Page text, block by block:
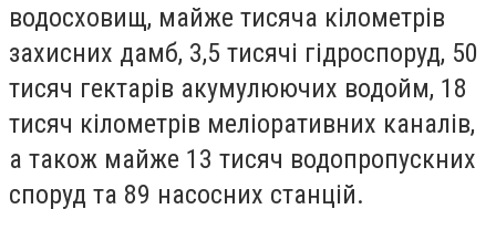
водосховищ, майже тисяча кілометрів
захисних дамб, 3,5 тисячі гідроспоруд, 50
тисяч гектарів акумулюючих водойм, 18
тисяч кілометрів меліоративних каналів,
а також майже 13 тисяч водопропускних
споруд та 89 насосних станцій.